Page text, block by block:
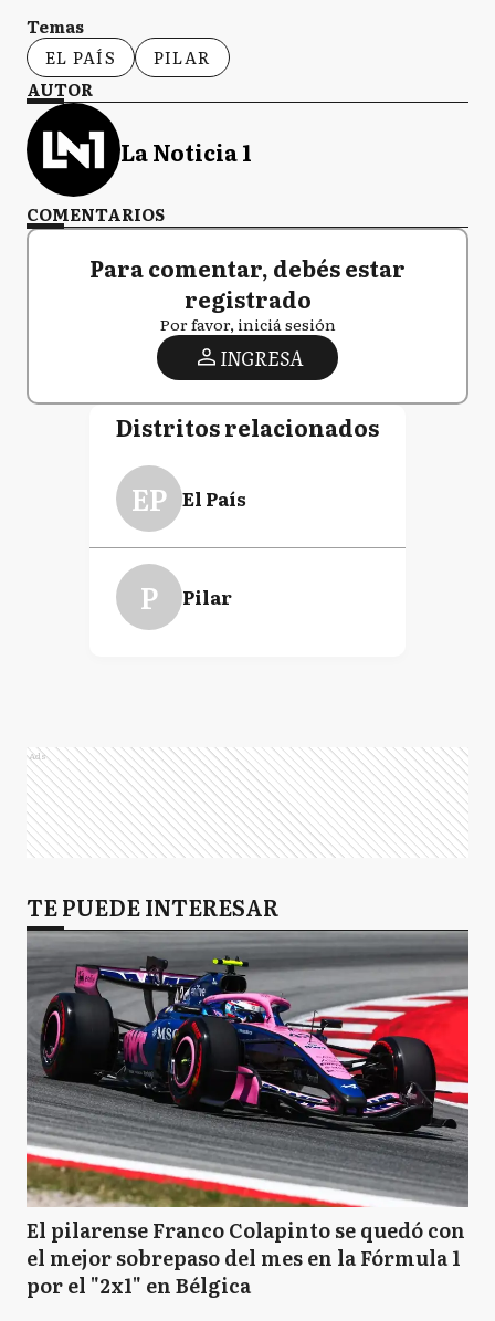
Temas
EL PAÍS
PILAR
AUTOR
La Noticia 1
COMENTARIOS
Para comentar, debés estar
registrado
Por favor, iniciá sesión
INGRESA
Distritos relacionados
EP El País
P Pilar
Ads
TE PUEDE INTERESAR
El pilarense Franco Colapinto se quedó con
el mejor sobrepaso del mes en la Fórmula 1
por el "2x1" en Bélgica